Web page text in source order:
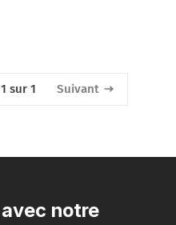
sur 1 Suivant
notre